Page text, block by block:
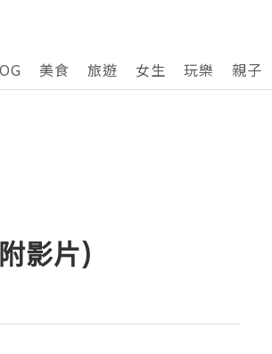
美食 旅遊 女生 玩樂 親子
影片)